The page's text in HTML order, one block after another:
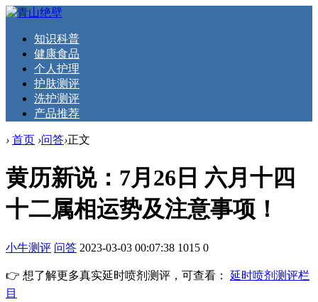
知识科普
健康食品
个人护理
护肤测评
洗护测评
产品推荐
› 首页 ›问答›正文
黄历新说：7月26日 六月十四
十二属相运势及注意事项！
小牛测评 问答 2023-03-03 00:07:38 1015 0
👉 想了解更多真实延时喷剂测评，可查看： 延时喷剂测评栏
目